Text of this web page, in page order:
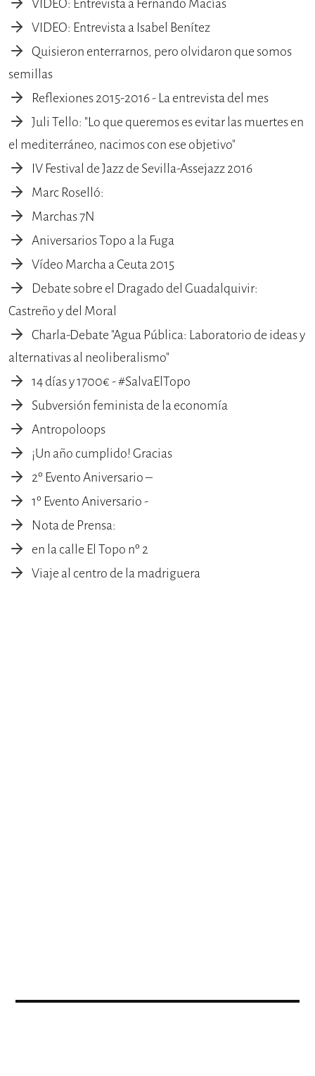
VIDEO: Entrevista a Fernando Macías
VIDEO: Entrevista a Isabel Benítez
Quisieron enterrarnos, pero olvidaron que somos
semillas
Reflexiones 2015-2016 - La entrevista del mes
Juli Tello: "Lo que queremos es evitar las muertes en
el mediterráneo, nacimos con ese objetivo"
IV Festival de Jazz de Sevilla-Assejazz 2016
Marc Roselló:
Marchas 7N
Aniversarios Topo a la Fuga
Vídeo Marcha a Ceuta 2015
Debate sobre el Dragado del Guadalquivir:
Castreño y del Moral
Charla-Debate "Agua Pública: Laboratorio de ideas y
alternativas al neoliberalismo"
14 días y 1700€ - #SalvaElTopo
Subversión feminista de la economía
Antropoloops
¡Un año cumplido! Gracias
2º Evento Aniversario –
1º Evento Aniversario -
Nota de Prensa:
en la calle El Topo nº 2
Viaje al centro de la madriguera